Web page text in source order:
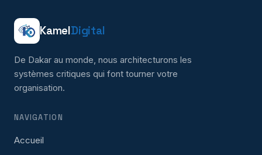
KamelDigital
De Dakar au monde, nous architecturons les
systèmes critiques qui font tourner votre
organisation.
NAVIGATION
Accueil